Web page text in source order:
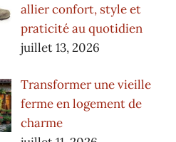
allier confort, style et
praticité au quotidien
juillet 13, 2026
Transformer une vieille
ferme en logement de
charme